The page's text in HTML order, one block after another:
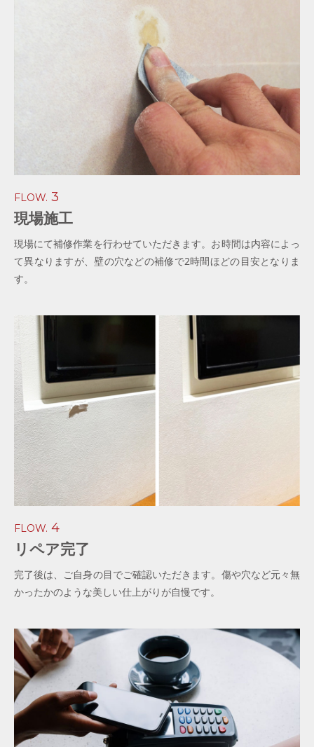
FLOW. 3
現場施工
現場にて補修作業を行わせていただきます。お時間は内容によっ
て異なりますが、壁の穴などの補修で2時間ほどの目安となりま
す。
FLOW. 4
リペア完了
完了後は、ご自身の目でご確認いただきます。傷や穴など元々無
かったかのような美しい仕上がりが自慢です。